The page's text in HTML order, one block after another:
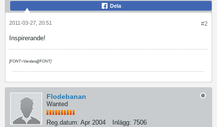
Dela
#2
2011-03-27, 20:51
Inspirerande!
[FONT=Verdana][/FONT]
Flodebanan
Wanted
Reg.datum: Apr 2004 Inlägg: 7506